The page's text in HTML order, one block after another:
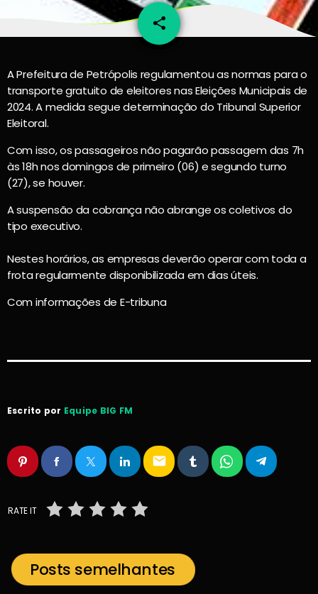
share
email
A Prefeitura de Petrópolis regulamentou as normas para o
transporte gratuito de eleitores nas Eleições Municipais de
2024. A medida segue determinação do Tribunal Superior
Eleitoral.
Com isso, os passageiros não pagarão passagem das 7h
às 18h nos domingos de primeiro (06) e segundo turno
(27), se houver.
A suspensão da cobrança não abrange os coletivos do
tipo executivo.
Nestes horários, as empresas deverão operar com toda a
frota regularmente disponibilizada em dias úteis.
Com informações de E-tribuna
Escrito por Equipe BIG FM
email
RATE IT
Posts semelhantes